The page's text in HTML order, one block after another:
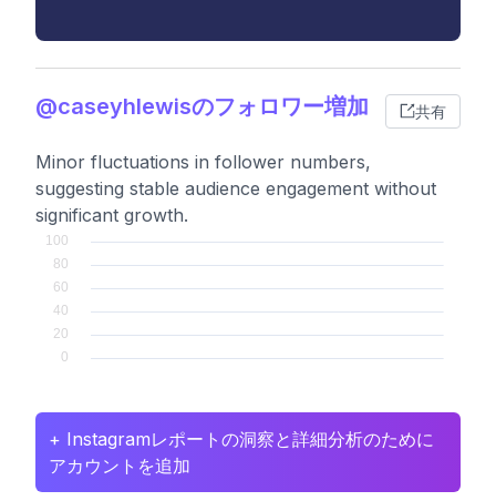
@caseyhlewisのフォロワー増加 共有
Minor fluctuations in follower numbers,
suggesting stable audience engagement without
significant growth.
+ Instagramレポートの洞察と詳細分析のために
アカウントを追加